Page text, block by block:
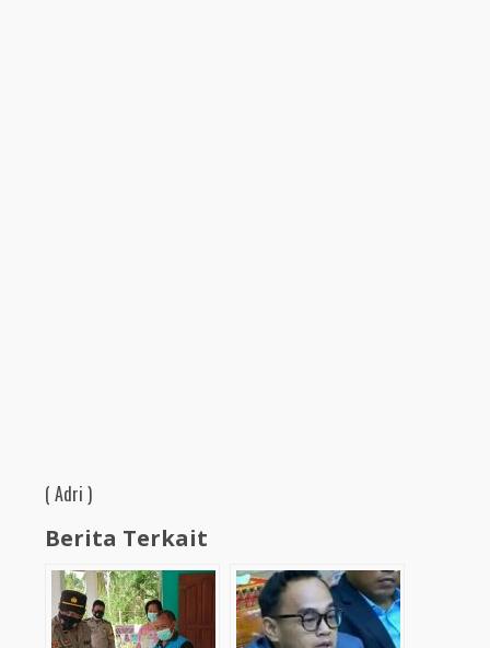
( Adri )
Berita Terkait